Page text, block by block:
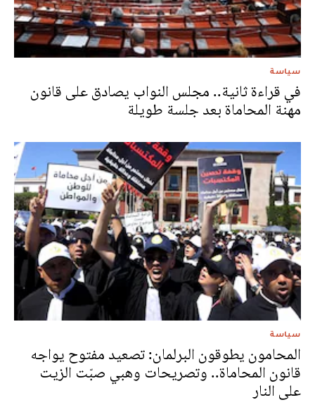
سياسة
في قراءة ثانية.. مجلس النواب يصادق على قانون
مهنة المحاماة بعد جلسة طويلة
سياسة
المحامون يطوقون البرلمان: تصعيد مفتوح يواجه
قانون المحاماة.. وتصريحات وهبي صبّت الزيت
على النار